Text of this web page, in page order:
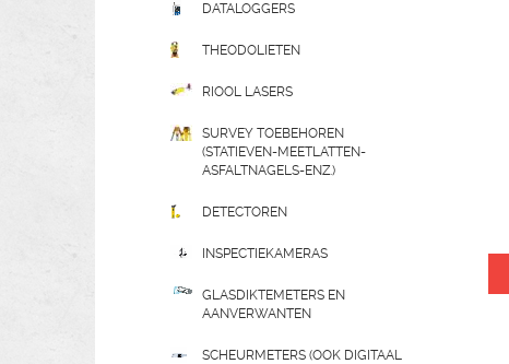
DATALOGGERS
THEODOLIETEN
RIOOL LASERS
SURVEY TOEBEHOREN
(STATIEVEN-MEETLATTEN-
ASFALTNAGELS-ENZ.)
DETECTOREN
INSPECTIEKAMERAS
GLASDIKTEMETERS EN
AANVERWANTEN
SCHEURMETERS (OOK DIGITAAL